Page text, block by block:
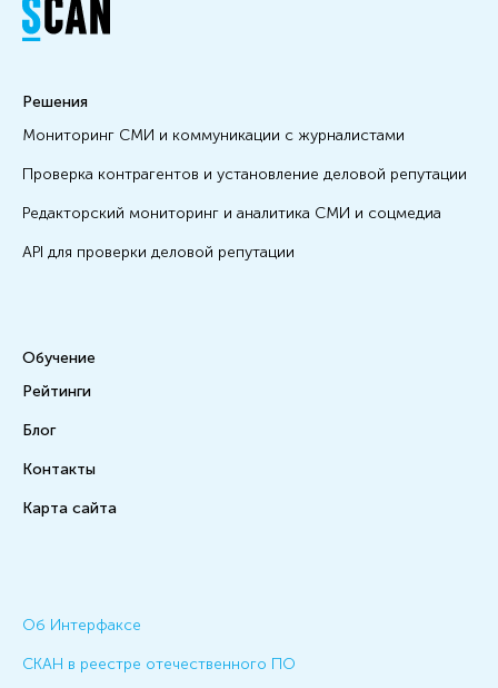
Решения
Мониторинг СМИ и коммуникации с журналистами
Проверка контрагентов и установление деловой репутации
Редакторский мониторинг и аналитика СМИ и соцмедиа
API для проверки деловой репутации
Обучение
Рейтинги
Блог
Контакты
Карта сайта
Об Интерфаксе
СКАН в реестре отечественного ПО